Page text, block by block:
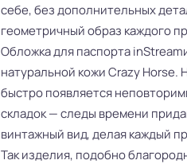
себе, без дополнительных
геометричный образ каждого
Обложка для паспорта
натуральной кожи Crazy Horse.
быстро появляется
складок — следы времени
винтажный вид, делая каждый
Так изделия, подобно